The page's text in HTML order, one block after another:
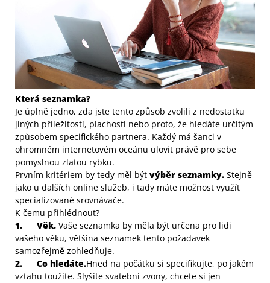
Která seznamka?
Je úplně jedno, zda jste tento způsob zvolili z nedostatku
jiných příležitostí, plachosti nebo proto, že hledáte určitým
způsobem specifického partnera. Každý má šanci v
ohromném internetovém oceánu ulovit právě pro sebe
pomyslnou zlatou rybku.
Prvním kritériem by tedy měl být výběr seznamky. Stejně
jako u dalších online služeb, i tady máte možnost využít
specializované srovnávače.
K čemu přihlédnout?
1. Věk. Vaše seznamka by měla být určena pro lidi
vašeho věku, většina seznamek tento požadavek
samozřejmě zohledňuje.
2. Co hledáte.Hned na počátku si specifikujte, po jakém
vztahu toužíte. Slyšíte svatební zvony, chcete si jen